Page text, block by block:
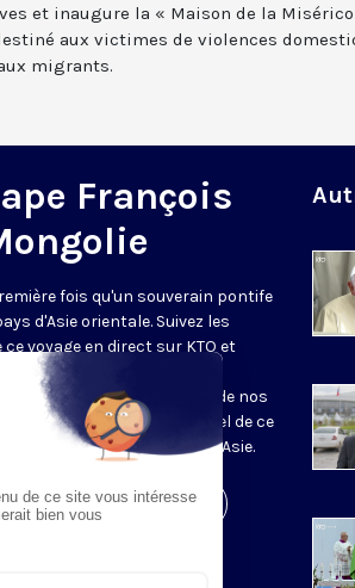
et inaugure la « Maison de la
aux victimes de violences
migrants.
François
fois qu'un souverain pontife
d'Asie orientale. Suivez les
ce voyage en direct sur KTO et
du 31 août au 4 septembre.
aussi les flashs quotidiens de nos
pour saisir l'essentiel de ce
inédit au cœur de l'Asie.
la page de l'émission